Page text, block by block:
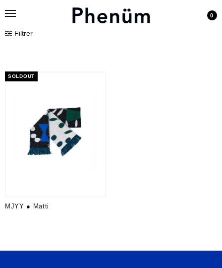
0
Filtrer
SOLDOUT
MJYY ● Matti